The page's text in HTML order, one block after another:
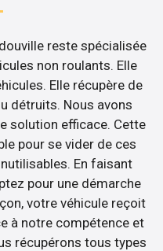
reste spécialisée
non roulants. Elle
Elle récupère de
détruits. Nous avons
solution efficace. Cette
pour se vider de ces
En faisant
pour une démarche
votre véhicule reçoit
à notre compétence et
récupérons tous types